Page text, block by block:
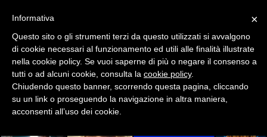
EVENTI
MOBILE
PROMOZIONI
×
Informativa
Questo sito o gli strumenti terzi da questo utilizzati si avvalgono
di cookie necessari al funzionamento ed utili alle finalità illustrate
nella cookie policy. Se vuoi saperne di più o negare il consenso a
tutti o ad alcuni cookie, consulta la cookie policy.
Chiudendo questo banner, scorrendo questa pagina, cliccando
su un link o proseguendo la navigazione in altra maniera,
acconsenti all’uso dei cookie.